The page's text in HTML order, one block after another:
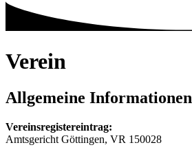
Verein
Allgemeine Informationen
Vereinsregistereintrag:
Amtsgericht Göttingen, VR 150028